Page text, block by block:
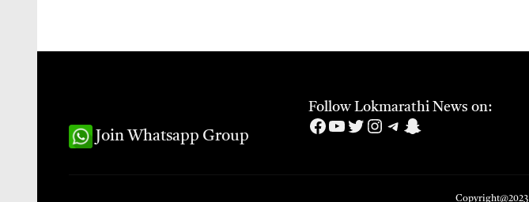
Join Whatsapp Group
Follow Lokmarathi News on:
Facebook
YouTube
Twitter
Instagram
Telegram
Snapchat
Copyright@2023